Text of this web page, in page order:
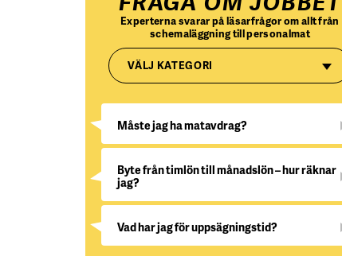
Experterna svarar på läsarfrågor om allt från
schemaläggning till personalmat
VÄLJ KATEGORI
Måste jag ha matavdrag?
Byte från timlön till månadslön – hur räknar
jag?
Vad har jag för uppsägningstid?